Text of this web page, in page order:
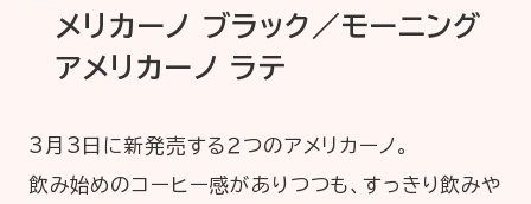
メリカーノ ブラック／モーニング
アメリカーノ ラテ
3月3日に新発売する２つのアメリカーノ。
飲み始めのコーヒー感がありつつも、すっきり飲みや